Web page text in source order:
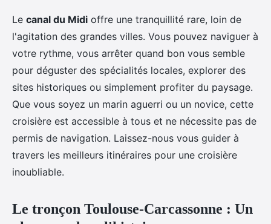
Le canal du Midi offre une tranquillité rare, loin de
l'agitation des grandes villes. Vous pouvez naviguer à
votre rythme, vous arrêter quand bon vous semble
pour déguster des spécialités locales, explorer des
sites historiques ou simplement profiter du paysage.
Que vous soyez un marin aguerri ou un novice, cette
croisière est accessible à tous et ne nécessite pas de
permis de navigation. Laissez-nous vous guider à
travers les meilleurs itinéraires pour une croisière
inoubliable.
Le tronçon Toulouse-Carcassonne : Un